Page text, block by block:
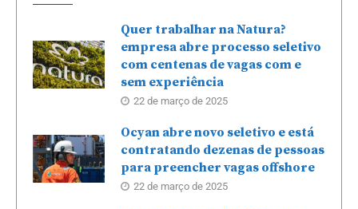
Quer trabalhar na Natura?
empresa abre processo seletivo
com centenas de vagas com e
sem experiência
22 de março de 2025
Ocyan abre novo seletivo e está
contratando dezenas de pessoas
para preencher vagas offshore
22 de março de 2025